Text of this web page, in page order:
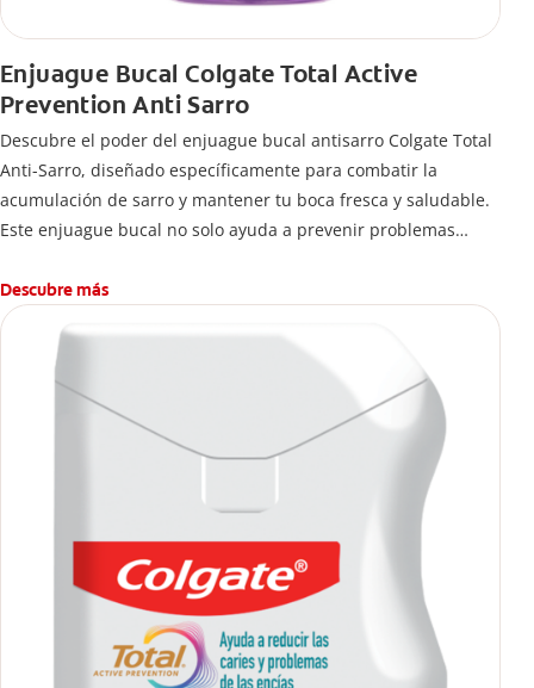
Enjuague Bucal Colgate Total Active
Prevention Anti Sarro
Descubre el poder del enjuague bucal antisarro Colgate Total
Anti-Sarro, diseñado específicamente para combatir la
acumulación de sarro y mantener tu boca fresca y saludable.
Este enjuague bucal no solo ayuda a prevenir problemas
Descubre más